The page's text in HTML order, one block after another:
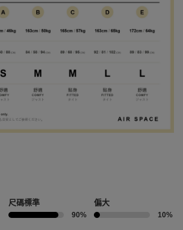
尺碼標準
90%
偏大
10%